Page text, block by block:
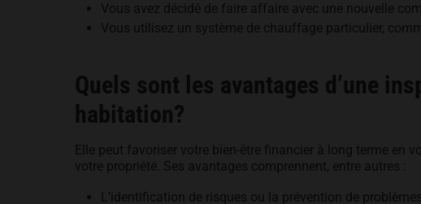
Vous avez décidé de faire affaire avec une nouvelle
Vous utilisez un système de chauffage particulier,
Quels sont les avantages d’une
habitation?
Elle peut favoriser votre bien-être financier à long terme en
votre propriété. Ses avantages comprennent, entre autres :
L’identification de risques ou la prévention de